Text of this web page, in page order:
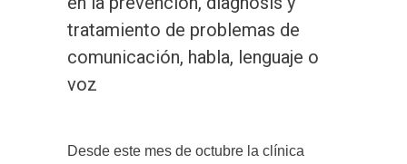
tratamiento de problemas de
comunicación, habla, lenguaje o
voz
Desde este mes de octubre la clínica